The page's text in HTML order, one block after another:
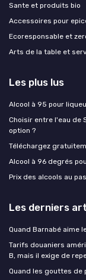
Sante et produits bio
Accessoires pour
Ecoresponsable et
Arts de la table et
Les plus lus
Alcool à 95 pour
Choisir entre l'eau de
option ?
Téléchargez
Alcool à 96 degrés
Prix des alcools au
Les derniers
Quand Barnabé aime
Tarifs douaniers
B, mais il exige de
Quand les gouttes